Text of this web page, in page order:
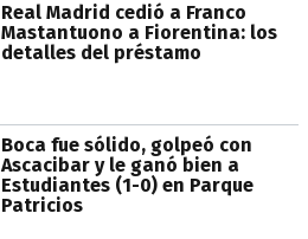
Real Madrid cedió a Franco
Mastantuono a Fiorentina: los
detalles del préstamo
Boca fue sólido, golpeó con
Ascacibar y le ganó bien a
Estudiantes (1-0) en Parque
Patricios